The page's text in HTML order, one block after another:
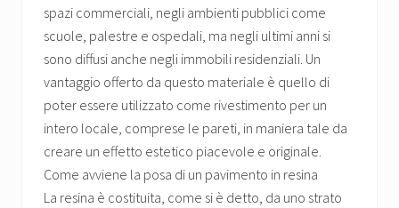
spazi commerciali, negli ambienti pubblici come
scuole, palestre e ospedali, ma negli ultimi anni si
sono diffusi anche negli immobili residenziali. Un
vantaggio offerto da questo materiale è quello di
poter essere utilizzato come rivestimento per un
intero locale, comprese le pareti, in maniera tale da
creare un effetto estetico piacevole e originale.
Come avviene la posa di un pavimento in resina
La resina è costituita, come si è detto, da uno strato